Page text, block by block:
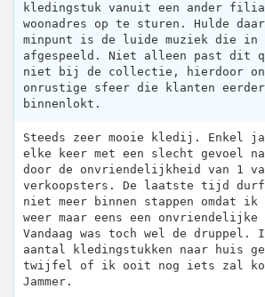
kledingstuk vanuit een ander
woonadres op te sturen. Hulde
minpunt is de luide muziek die in
afgespeeld. Niet alleen past dit
niet bij de collectie, hierdoor
onrustige sfeer die klanten
binnenlokt.
Steeds zeer mooie kledij. Enkel
elke keer met een slecht gevoel
door de onvriendelijkheid van 1
verkoopsters. De laatste tijd
niet meer binnen stappen omdat ik
weer maar eens een
Vandaag was toch wel de druppel.
aantal kledingstukken naar huis
twijfel of ik ooit nog iets zal
Jammer.